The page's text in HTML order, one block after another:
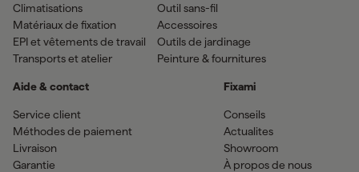
Climatisations
Matériaux de fixation
EPI et vêtements de travail
Transports et atelier
Outil sans-fil
Accessoires
Outils de jardinage
Peinture & fournitures
Aide & contact
Service client
Méthodes de paiement
Livraison
Garantie
Fixami
Conseils
Actualites
Showroom
À propos de nous